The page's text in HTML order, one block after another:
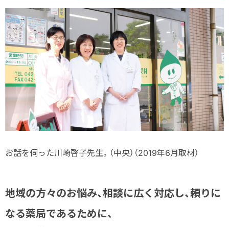
お話を伺った川崎啓子先生。（中央）（2019年6月取材）
地域の方々のお悩み、相談に広く対応し、頼りに
なる薬局であるために、